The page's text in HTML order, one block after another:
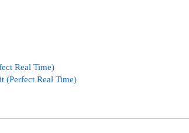
Real Time)
(Perfect Real Time)